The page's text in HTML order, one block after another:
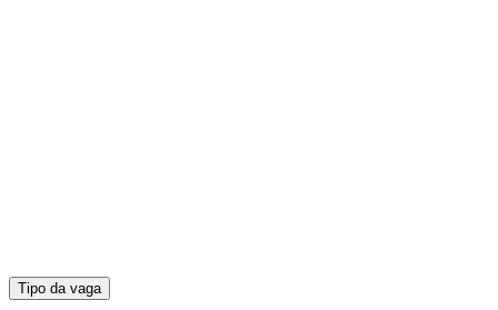
Tipo da vaga